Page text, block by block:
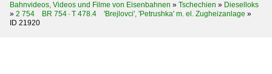
Bahnvideos, Videos und Filme von Eisenbahnen » Tschechien » Dieselloks
» 2 754 BR 754 · T 478.4 'Brejlovci', 'Petrushka' m. el. Zugheizanlage »
ID 21920